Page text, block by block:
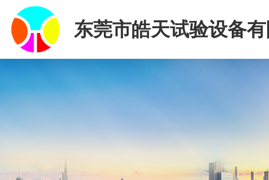
东莞市皓天试验设备